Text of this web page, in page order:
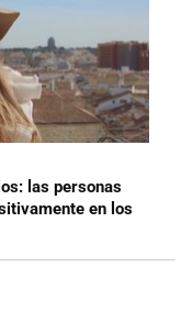
las personas
en los